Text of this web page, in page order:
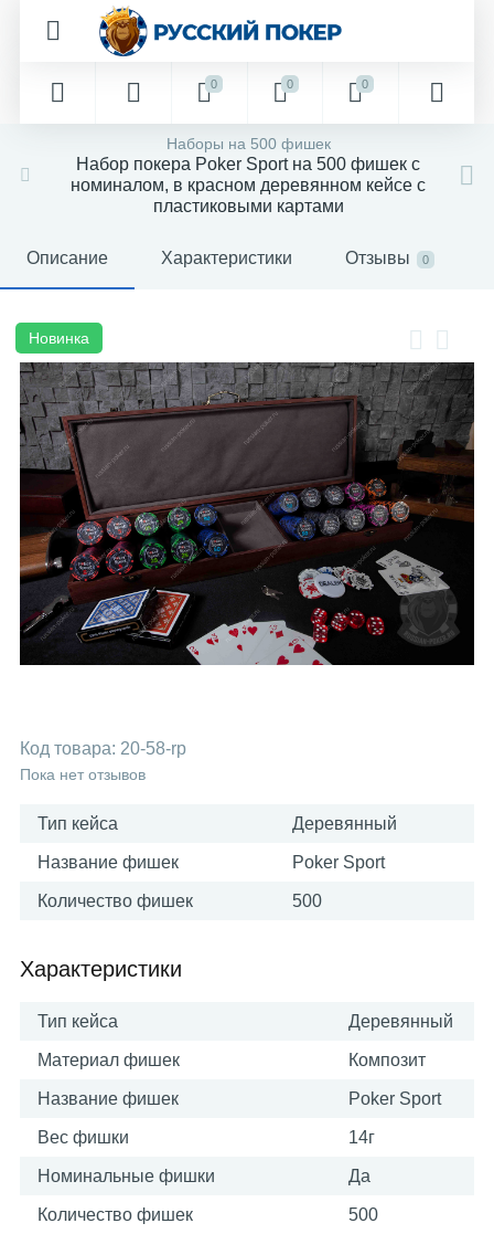
0 0 0
Наборы на 500 фишек
Набор покера Poker Sport на 500 фишек с
номиналом, в красном деревянном кейсе с
пластиковыми картами
Описание Характеристики Отзывы 0
Новинка
Код товара: 20-58-rp
Пока нет отзывов
Тип кейса Деревянный
Название фишек Poker Sport
Количество фишек 500
Характеристики
Тип кейса Деревянный
Материал фишек Композит
Название фишек Poker Sport
Вес фишки 14г
Номинальные фишки Да
Количество фишек 500